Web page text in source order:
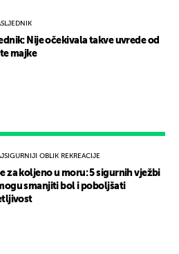
OBLIK REKREACIJE
za koljeno u moru: 5 sigurnih vježbi
smanjiti bol i poboljšati
Nije očekivala takve uvrede od
majke